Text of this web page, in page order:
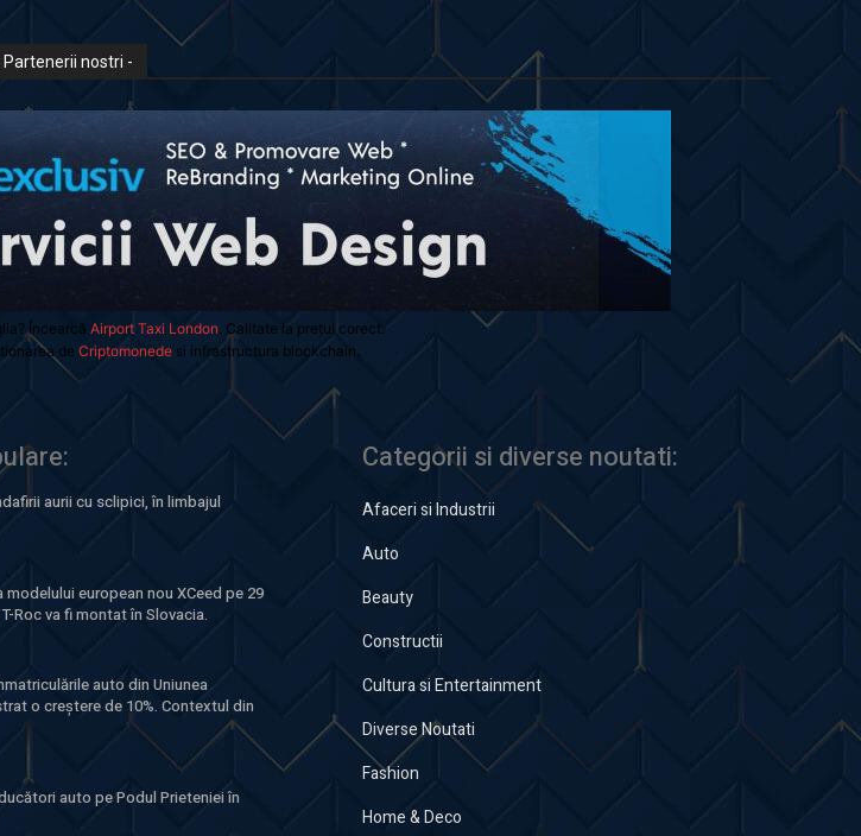
Partenerii nostri -
Încearcă Airport Taxi London. Calitate la prețul corect.
de Criptomonedesi infrastructura blockchain.
aurii cu sclipici, în limbajul
european nou XCeed pe 29
Roc va fi montat în Slovacia.
auto din Uniunea
o creștere de 10%. Contextul din
auto pe Podul Prieteniei în
Categorii si diverse noutati:
Afaceri si Industrii
Auto
Beauty
Constructii
Cultura si Entertainment
Diverse Noutati
Fashion
Home & Deco